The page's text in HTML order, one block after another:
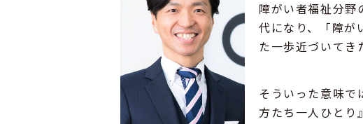
障がい者福祉分野
代になり、「障が
た一歩近づいてき
そういった意味で
方たち一人ひとり